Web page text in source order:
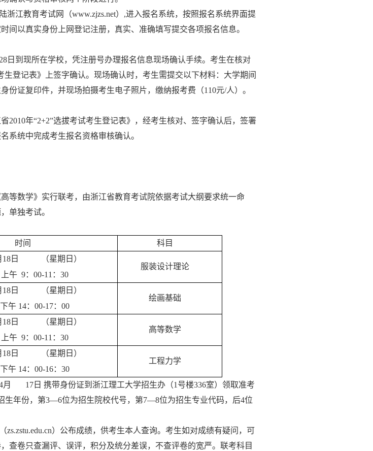
浙江教育考试网（www.zjzs.net） ,进入报名系统，按照报名系统界面提
间以真实身份上网登记注册，真实、准确填写提交各项报名信息。
28 日到现所在学校，凭注册号办理报名信息现场确认手续。考生在核对
生登记表》上签字确认。现场确认时，考生需提交以下材料：大学期间
份证复印件，并现场拍摄考生电子照片，缴纳报考费（110元/人）。
2010年“2+2”选拔考试考生登记表》，经考生核对、签字确认后，签署
系统中完成考生报名资格审核确认。
等数学》实行联考，由浙江省教育考试院依据考试大纲要求统一命
单独考试。
时间 科目
18日
（星期日）
上午 9：00-11 ：30
服装设计理论
18日
（星期日）
下午 14：00-17：00
绘画基础
18日
（星期日）
上午 9：00-11 ：30
高等数学
18日
（星期日）
下午 14：00-16：30
工程力学
月 17 日 携带身份证到浙江理工大学招生办（1 号楼336室）领取准考
生年份，第3—6位为招生院校代号，第7—8位为招生专业代码，后4位
zs.zstu.edu.cn）公布成绩，供考生本人查询。考生如对成绩有疑问，可
查卷只查漏评、误评，积分及统分差误，不查评卷的宽严。联考科目